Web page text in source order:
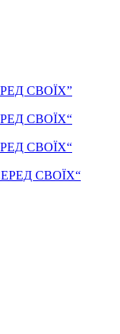
СВОЇХ”
СВОЇХ“
СВОЇХ“
СВОЇХ“